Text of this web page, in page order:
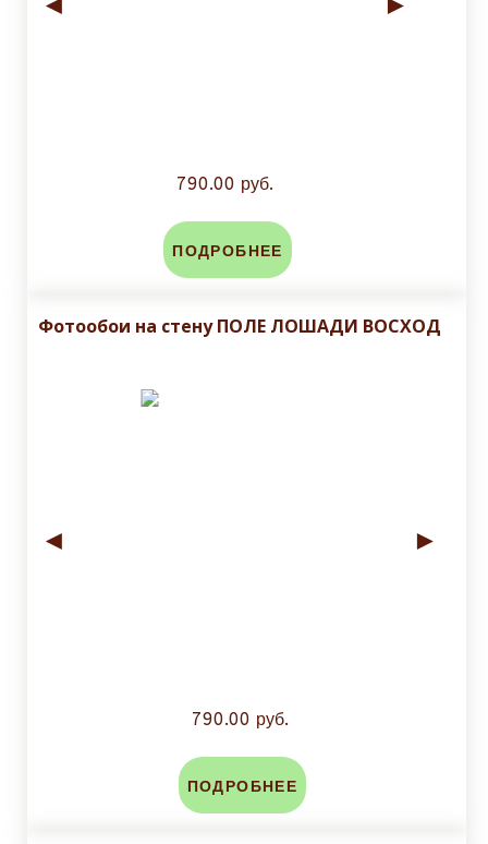
790.00 руб.
ПОДРОБНЕЕ
Фотообои на стену ПОЛЕ ЛОШАДИ ВОСХОД
◄ ►
790.00 руб.
ПОДРОБНЕЕ